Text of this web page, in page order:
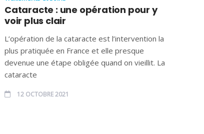
Cataracte : une opération pour y
voir plus clair
L’opération de la cataracte est l’intervention la
plus pratiquée en France et elle presque
devenue une étape obligée quand on vieillit. La
cataracte
12 OCTOBRE 2021